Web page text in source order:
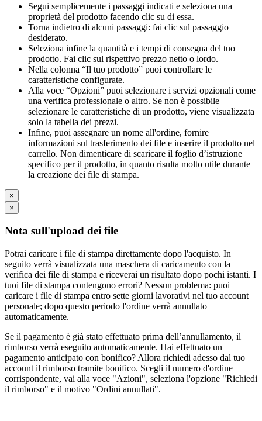
Segui semplicemente i passaggi indicati e seleziona una
proprietà del prodotto facendo clic su di essa.
Torna indietro di alcuni passaggi: fai clic sul passaggio
desiderato.
Seleziona infine la quantità e i tempi di consegna del tuo
prodotto. Fai clic sul rispettivo prezzo netto o lordo.
Nella colonna “Il tuo prodotto” puoi controllare le
caratteristiche configurate.
Alla voce “Opzioni” puoi selezionare i servizi opzionali come
una verifica professionale o altro. Se non è possibile
selezionare le caratteristiche di un prodotto, viene visualizzata
solo la tabella dei prezzi.
Infine, puoi assegnare un nome all'ordine, fornire
informazioni sul trasferimento dei file e inserire il prodotto nel
carrello. Non dimenticare di scaricare il foglio d’istruzione
specifico per il prodotto, in quanto risulta molto utile durante
la creazione dei file di stampa.
×
×
Nota sull'upload dei file
Potrai caricare i file di stampa direttamente dopo l'acquisto. In
seguito verrà visualizzata una maschera di caricamento con la
verifica dei file di stampa e riceverai un risultato dopo pochi istanti. I
tuoi file di stampa contengono errori? Nessun problema: puoi
caricare i file di stampa entro sette giorni lavorativi nel tuo account
personale; dopo questo periodo l'ordine verrà annullato
automaticamente.
Se il pagamento è già stato effettuato prima dell’annullamento, il
rimborso verrà eseguito automaticamente. Hai effettuato un
pagamento anticipato con bonifico? Allora richiedi adesso dal tuo
account il rimborso tramite bonifico. Scegli il numero d'ordine
corrispondente, vai alla voce "Azioni", seleziona l'opzione "Richiedi
il rimborso" e il motivo "Ordini annullati".